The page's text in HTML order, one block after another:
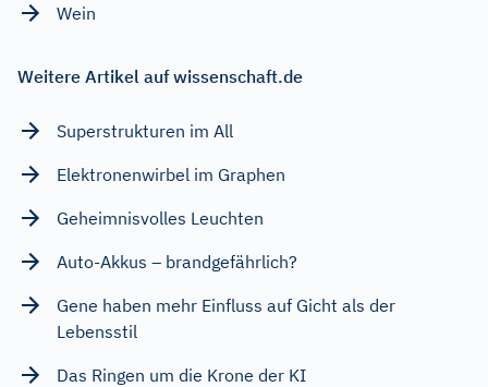
Wein
Weitere Artikel auf wissenschaft.de
Superstrukturen im All
Elektronenwirbel im Graphen
Geheimnisvolles Leuchten
Auto-Akkus – brandgefährlich?
Gene haben mehr Einfluss auf Gicht als der
Lebensstil
Das Ringen um die Krone der KI